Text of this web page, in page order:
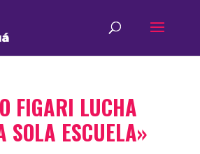
FIGARI LUCHA
SOLA ESCUELA»